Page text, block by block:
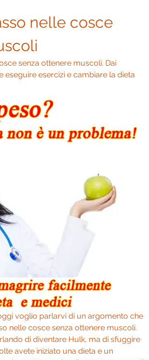
nelle cosce
senza ottenere muscoli. Dai
eseguire esercizi e cambiare la dieta
voglio parlarvi di un argomento che
nelle cosce senza ottenere muscoli.
di diventare Hulk, ma di sfuggire
avete iniziato una dieta e un